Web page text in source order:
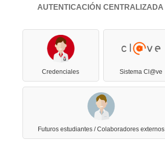
AUTENTICACIÓN CENTRALIZADA
Credenciales Sistema Cl@ve
Futuros estudiantes / Colaboradores externos